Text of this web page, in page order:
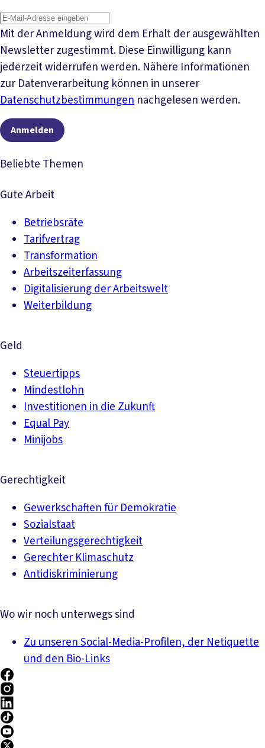
Mit der Anmeldung wird dem Erhalt der ausgewählten
Newsletter zugestimmt. Diese Einwilligung kann
jederzeit widerrufen werden. Nähere Informationen
zur Datenverarbeitung können in unserer
Datenschutzbestimmungen nachgelesen werden.
Anmelden
Beliebte Themen
Gute Arbeit
Betriebsräte
Tarifvertrag
Transformation
Arbeitszeiterfassung
Digitalisierung der Arbeitswelt
Weiterbildung
Geld
Steuertipps
Mindestlohn
Investitionen in die Zukunft
Equal Pay
Minijobs
Gerechtigkeit
Gewerkschaften für Demokratie
Sozialstaat
Verteilungsgerechtigkeit
Gerechter Klimaschutz
Antidiskriminierung
Wo wir noch unterwegs sind
Zu unseren Social-Media-Profilen, der Netiquette
und den Bio-Links